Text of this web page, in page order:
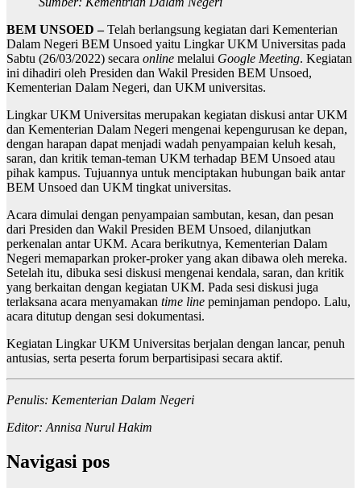
BEM UNSOED –Telah berlangsung kegiatan dari Kementerian
Dalam Negeri BEM Unsoed yaitu Lingkar UKM Universitas pada
Sabtu (26/03/2022) secara online melalui Google Meeting. Kegiatan
ini dihadiri oleh Presiden dan Wakil Presiden BEM Unsoed,
Kementerian Dalam Negeri, dan UKM universitas.
Lingkar UKM Universitas merupakan kegiatan diskusi antar UKM
dan Kementerian Dalam Negeri mengenai kepengurusan ke depan,
dengan harapan dapat menjadi wadah penyampaian keluh kesah,
saran, dan kritik teman-teman UKM terhadap BEM Unsoed atau
pihak kampus. Tujuannya untuk menciptakan hubungan baik antar
BEM Unsoed dan UKM tingkat universitas.
Acara dimulai dengan penyampaian sambutan, kesan, dan pesan
dari Presiden dan Wakil Presiden BEM Unsoed, dilanjutkan
perkenalan antar UKM. Acara berikutnya, Kementerian Dalam
Negeri memaparkan proker-proker yang akan dibawa oleh mereka.
Setelah itu, dibuka sesi diskusi mengenai kendala, saran, dan kritik
yang berkaitan dengan kegiatan UKM. Pada sesi diskusi juga
terlaksana acara menyamakan time line peminjaman pendopo. Lalu,
acara ditutup dengan sesi dokumentasi.
Kegiatan Lingkar UKM Universitas berjalan dengan lancar, penuh
antusias, serta peserta forum berpartisipasi secara aktif.
Penulis: Kementerian Dalam Negeri
Editor: Annisa Nurul Hakim
Navigasi pos